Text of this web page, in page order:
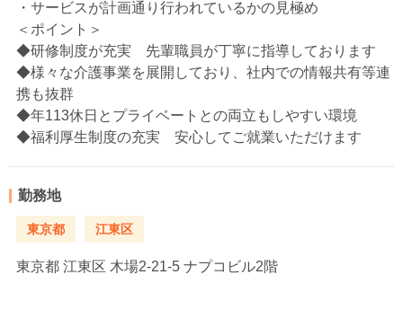
・サービスが計画通り行われているかの見極め
＜ポイント＞
◆研修制度が充実 先輩職員が丁寧に指導しております
◆様々な介護事業を展開しており、社内での情報共有等連
携も抜群
◆年113休日とプライベートとの両立もしやすい環境
◆福利厚生制度の充実 安心してご就業いただけます
勤務地
東京都 江東区
東京都 江東区 木場2-21-5 ナプコビル2階